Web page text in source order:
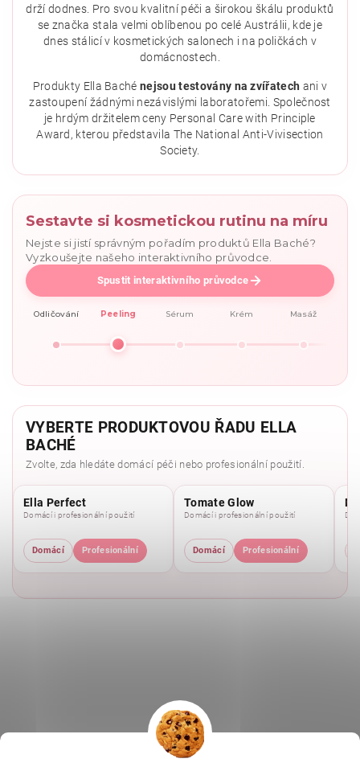
Vložením hodnocení souhlasíte sezásadami ochrany
drží dodnes. Pro svou kvalitní péči a širokou škálu produktů
se značka stala velmi oblíbenou po celé Austrálii, kde je
dnes stálicí v kosmetických salonech i na poličkách v
domácnostech.
Produkty Ella Bachénejsou testovány na zvířatech ani v
zastoupení žádnými nezávislými laboratořemi. Společnost
je hrdým držitelem ceny Personal Care with Principle
Award, kterou představila The National Anti-Vivisection
Society.
Sestavte si kosmetickou rutinu na míru
Nejste si jistí správným pořadím produktů Ella Baché?
Vyzkoušejte našeho interaktivního průvodce.
Spustit interaktivního průvodce
Odličování Peeling Sérum Krém Masáž
VYBERTE PRODUKTOVOU ŘADU ELLA
BACHÉ
Zvolte, zda hledáte domácí péči nebo profesionální použití.
Ella Perfect
Domácí i profesionální použití
Domácí Profesionální
Tomate Glow
Domácí i profesionální použití
Domácí Profesionální
L.C.P. Paris |